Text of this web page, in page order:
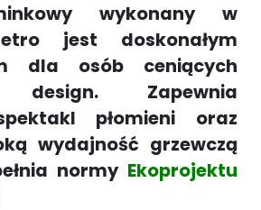
wykonany w
jest doskonałym
dla osób ceniących
design. Zapewnia
płomieni oraz
wydajność grzewczą
normy Ekoprojektu